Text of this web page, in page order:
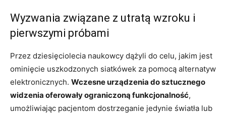
Wyzwania związane z utratą wzroku i
pierwszymi próbami
Przez dziesięciolecia naukowcy dążyli do celu, jakim jest
ominięcie uszkodzonych siatkówek za pomocą alternatyw
elektronicznych. Wczesne urządzenia do sztucznego
widzenia oferowały ograniczoną funkcjonalność,
umożliwiając pacjentom dostrzeganie jedynie światła lub